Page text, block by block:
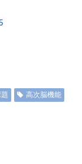
高次脳機能